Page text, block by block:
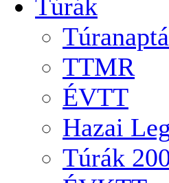
Túrák
TTMR
ÉVTT
Hazai
Túrák